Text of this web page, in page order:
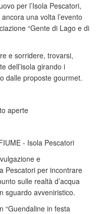
per l’Isola Pescatori,
una volta l’evento
“Gente di Lago e di
e sorridere, trovarsi,
dell’isola girando i
dalle proposte gourmet.
aperte
- Isola Pescatori
e
Pescatori per incontrare
sulle realtà d’acqua
sguardo avveniristico.
“Guendaline in festa